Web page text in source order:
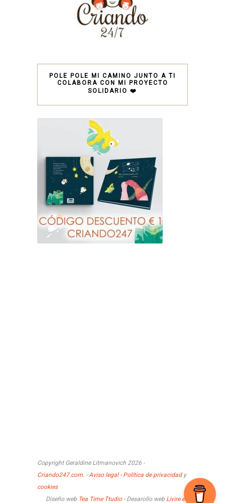
POLE POLE MI CAMINO JUNTO A TI
COLABORA CON MI PROYECTO
SOLIDARIO ❤️
Copyright Geraldine Litmanovich 2026 -
Criando247.com. -Aviso legal - Política de privacidady
cookies
Diseño web Tea Time Ttudio- Desarollo web Livire.es